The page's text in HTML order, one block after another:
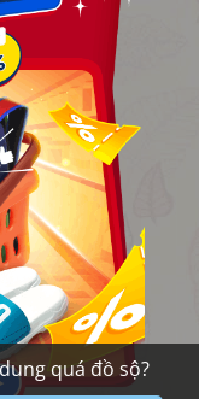
quá đồ sộ?